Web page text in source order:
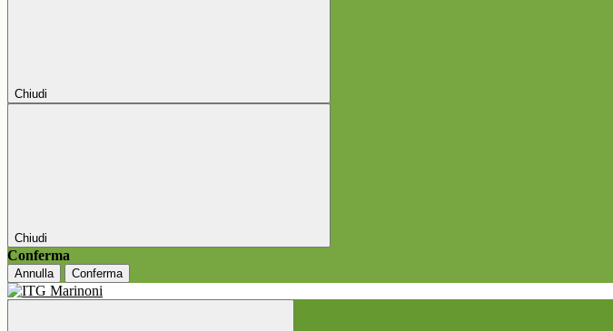
Chiudi
Chiudi
Conferma
Annulla Conferma